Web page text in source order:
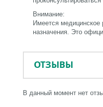
Внимание:
Имеется
назначения. Это
ОТЗЫВЫ
В данный момент нет